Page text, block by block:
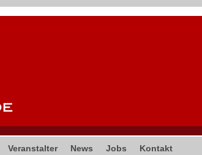
Veranstalter News Jobs Kontakt